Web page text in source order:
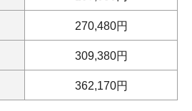
270,480円
309,380円
362,170円